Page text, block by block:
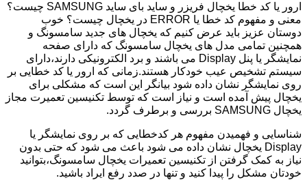
ارور یا کد خطا یخچال فریزر و ساید بای ساید SAMSUNG چیست؟
معنی و مفهوم کد خطا یا ERROR در یخچال چیست؟ خوب
دوستان عزیز باید عرض کنیم که یخچال های جدید سامسونگ و
همچنین تمامی مدل های یخچال سامسونگ که دارای صفحه
نمایشگر یا پنل Display می باشند و برد الکترونیکی دارند،دارای
سیستم تشخیص عیب خودکار هستند.زمانی که ارور یا کد خطایی بر
روی نمایشگر نشان داده شود بیانگر این است که مشکلی برای
یخچال پیش آمده است و نیاز است که توسط تکنیسین تعمیرت مجاز
یخچال SAMSUNG بررسی و برطرف گردد.
شناسایی و فهمیدن مفهوم هر کدخطایی که بر روی نمایشگر یا
Display یخچال نشان داده می شود باعث می شود که حتی بدون
نیاز به کمک گرفتن از تکنیسین تعمیرات یخچال سامسونگ،بتوانید
خودتان مشکل را پیدا کنید و تنها در صدد رفع ایراد باشید.